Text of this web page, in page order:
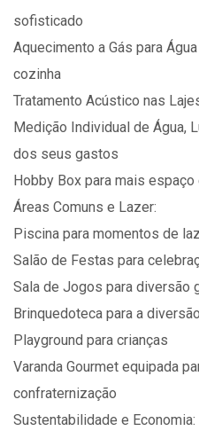
sofisticado
Aquecimento a Gás para
cozinha
Tratamento Acústico nas
Medição Individual de Água,
dos seus gastos
Hobby Box para mais
Áreas Comuns e Lazer:
Piscina para momentos de
Salão de Festas para
Sala de Jogos para diversão
Brinquedoteca para a
Playground para crianças
Varanda Gourmet equipada
confraternização
Sustentabilidade e Economia: